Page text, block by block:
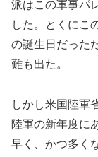
派はこの軍事パ
した。とくにこ
の誕生日だった
難も出た。
しかし米国陸軍
陸軍の新年度に
早く、かつ多く